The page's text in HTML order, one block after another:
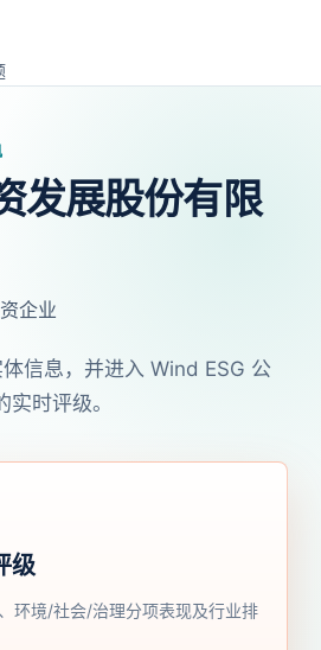
发展股份有限
企业
信息，并进入 Wind ESG 公
时评级。
级
环境/社会/治理分项表现及行业排